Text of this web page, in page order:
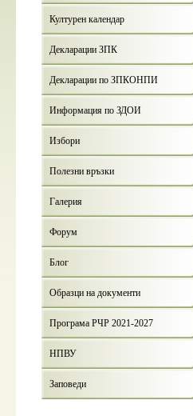
Културен календар
Декларации ЗПК
Декларации по ЗПКОНПИ
Информация по ЗДОИ
Избори
Полезни връзки
Галерия
Форум
Блог
Образци на документи
Програма РЧР 2021-2027
НПВУ
Заповеди